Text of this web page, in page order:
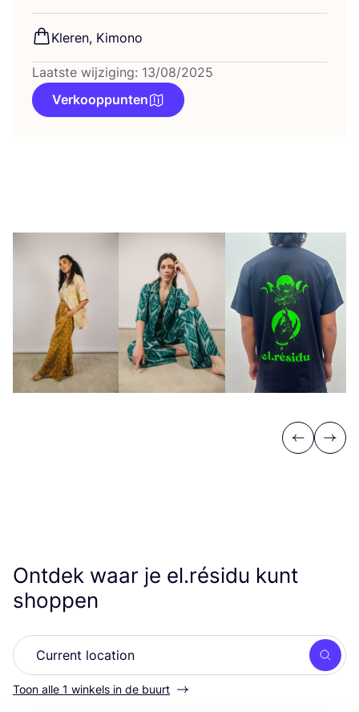
Kle­ren, Kimono
Laatste wijziging: 13/08/2025
Verkooppunten
Previous
Next
Ontdek waar je el.résidu kunt
shoppen
Zoek
Toon alle 1 winkels in de buurt